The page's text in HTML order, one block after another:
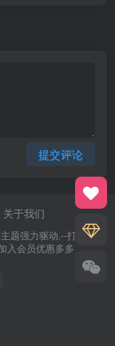
提交评论
关于我们
题强力驱动.--打开
入会员优惠多多